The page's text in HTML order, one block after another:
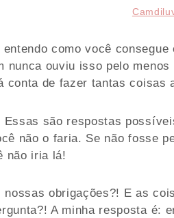
entendo como você
nunca ouviu isso pelo
conta de fazer tantas coisas
Essas são respostas
não o faria. Se não fosse
não iria lá!
nossas obrigações?! E as
A minha resposta é: